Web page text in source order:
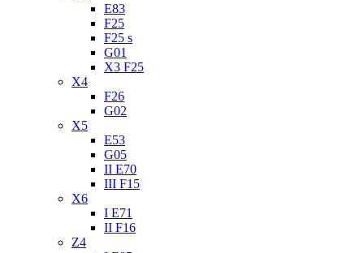
E83
F25
F25 s
G01
X3 F25
X4
F26
G02
X5
E53
G05
II E70
III F15
X6
I E71
II F16
Z4